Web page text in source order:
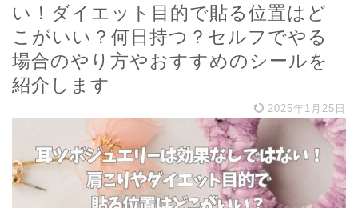
い！ダイエット目的で貼る位置はど
こがいい？何日持つ？セルフでやる
場合のやり方やおすすめのシールを
紹介します
2025年1月25日